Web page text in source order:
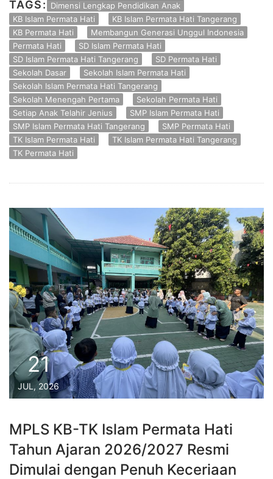
TAGS:
Dimensi Lengkap Pendidikan Anak
KB Islam Permata Hati
KB Islam Permata Hati Tangerang
KB Permata Hati
Membangun Generasi Unggul Indonesia
Permata Hati
SD Islam Permata Hati
SD Islam Permata Hati Tangerang
SD Permata Hati
Sekolah Dasar
Sekolah Islam Permata Hati
Sekolah Islam Permata Hati Tangerang
Sekolah Menengah Pertama
Sekolah Permata Hati
Setiap Anak Telahir Jenius
SMP Islam Permata Hati
SMP Islam Permata Hati Tangerang
SMP Permata Hati
TK Islam Permata Hati
TK Islam Permata Hati Tangerang
TK Permata Hati
21
JUL, 2026
MPLS KB-TK Islam Permata Hati
Tahun Ajaran 2026/2027 Resmi
Dimulai dengan Penuh Keceriaan